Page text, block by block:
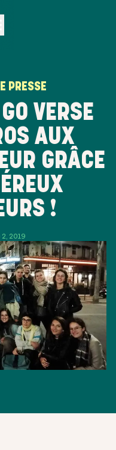
PRESSE
VERSE
AUX
GRÂCE
!
2, 2019